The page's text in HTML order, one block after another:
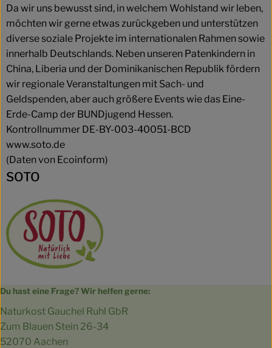
Da wir uns bewusst sind, in welchem Wohlstand wir leben,
möchten wir gerne etwas zurückgeben und unterstützen
diverse soziale Projekte im internationalen Rahmen sowie
innerhalb Deutschlands. Neben unseren Patenkindern in
China, Liberia und der Dominikanischen Republik fördern
wir regionale Veranstaltungen mit Sach- und
Geldspenden, aber auch größere Events wie das Eine-
Erde-Camp der BUNDjugend Hessen.
Kontrollnummer DE-BY-003-40051-BCD
www.soto.de
(Daten von Ecoinform)
SOTO
Du hast eine Frage? Wir helfen gerne:
Naturkost Gauchel Ruhl GbR
Zum Blauen Stein 26-34
52070 Aachen